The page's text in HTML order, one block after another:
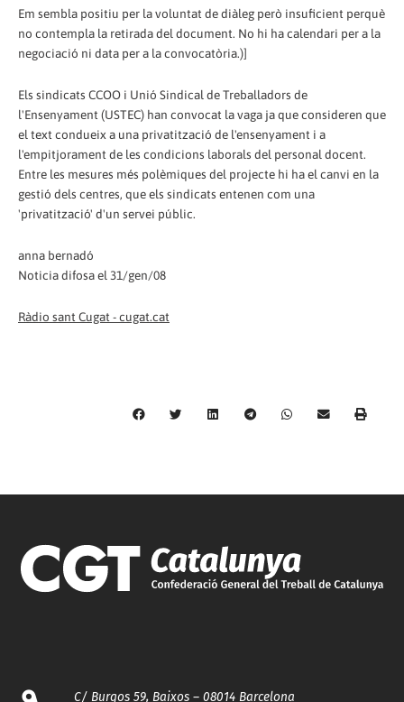
Em sembla positiu per la voluntat de diàleg però insuficient perquè
no contempla la retirada del document. No hi ha calendari per a la
negociació ni data per a la convocatòria.)]
Els sindicats CCOO i Unió Sindical de Treballadors de
l'Ensenyament (USTEC) han convocat la vaga ja que consideren que
el text condueix a una privatització de l'ensenyament i a
l'empitjorament de les condicions laborals del personal docent.
Entre les mesures més polèmiques del projecte hi ha el canvi en la
gestió dels centres, que els sindicats entenen com una
'privatització' d'un servei públic.
anna bernadó
Noticia difosa el 31/gen/08
Ràdio sant Cugat - cugat.cat
C/ Burgos 59, Baixos – 08014 Barcelona